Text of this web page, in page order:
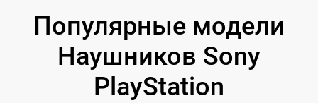
Популярные модели
Наушников Sony
PlayStation